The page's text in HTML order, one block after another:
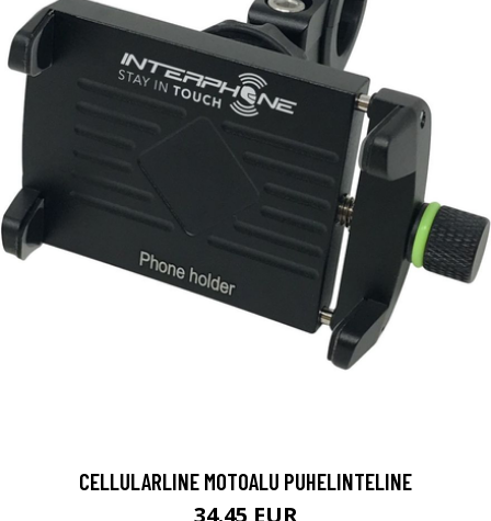
CELLULARLINE MOTOALU PUHELINTELINE